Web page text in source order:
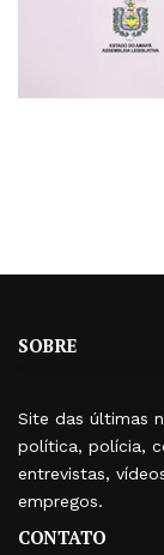
SOBRE
Site das últimas
política, polícia,
entrevistas,
empregos.
CONTATO